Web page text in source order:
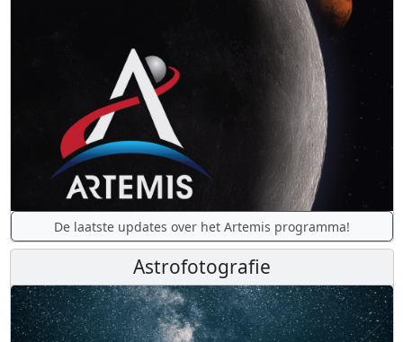
De laatste updates over het Artemis programma!
Astrofotografie